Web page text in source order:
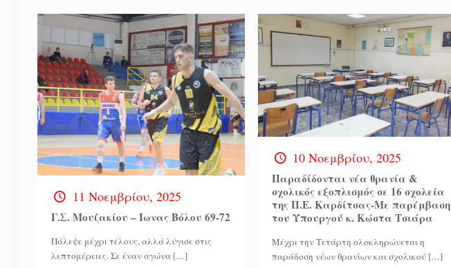
11 Νοεμβρίου, 2025
Γ.Σ. Μουζακίου – Ίωνας Βόλου 69-72
Πάλεψε μέχρι τέλους, αλλά λύγισε στις
λεπτομέρειες. Σε έναν αγώνα […]
10 Νοεμβρίου, 2025
Παραδίδονται νέα θρανία &
σχολικός εξοπλισμός σε 16 σχολεία
της Π.Ε. Καρδίτσας-Με παρέμβαση
του Υπουργού κ. Κώστα Τσιάρα
Μέχρι την Τετάρτη ολοκληρώνεται η
παράδοση νέων θρανίων και σχολικού […]